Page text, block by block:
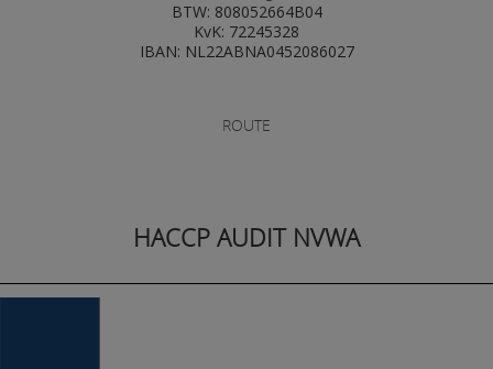
BTW: 808052664B04
KvK: 72245328
IBAN: NL22ABNA0452086027
ROUTE
HACCP AUDIT NVWA